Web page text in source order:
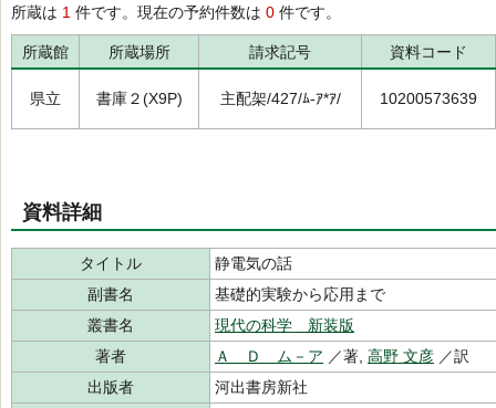
所蔵は 1 件です。現在の予約件数は 0 件です。
所蔵館 所蔵場所 請求記号 資料コード
県立 書庫２(X9P) 主配架/427/ﾑ-ｱ*ｱ/ 10200573639
資料詳細
タイトル
静電気の話
副書名
基礎的実験から応用まで
叢書名
現代の科学 新装版
著者
Ａ Ｄ ム－ア ／著, 高野 文彦 ／訳
出版者
河出書房新社